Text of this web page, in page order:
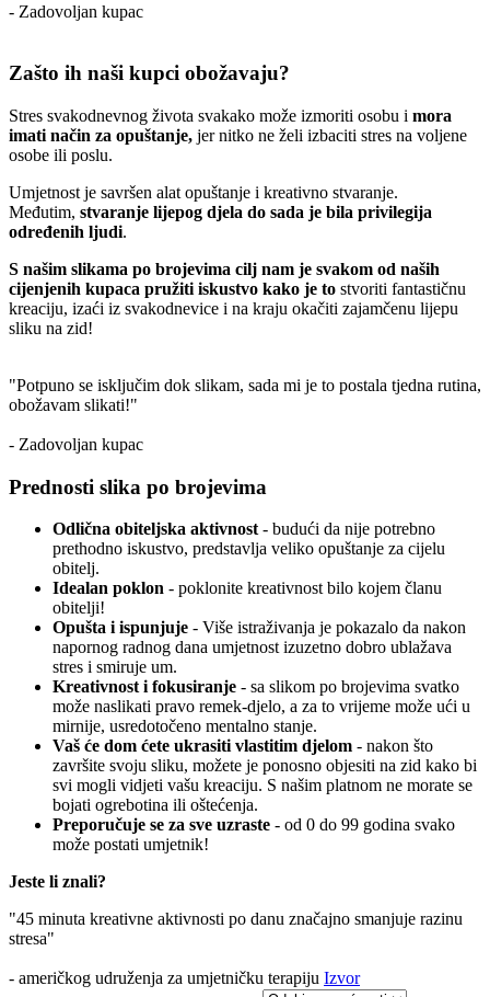
- Zadovoljan kupac
Zašto ih naši kupci obožavaju?
Stres svakodnevnog života svakako može izmoriti osobu i mora
imati način za opuštanje, jer nitko ne želi izbaciti stres na voljene
osobe ili poslu.
Umjetnost je savršen alat opuštanje i kreativno stvaranje.
Međutim, stvaranje lijepog djela do sada je bila privilegija
određenih ljudi.
S našim slikama po brojevima cilj nam je svakom od naših
cijenjenih kupaca pružiti iskustvo kako je to stvoriti fantastičnu
kreaciju, izaći iz svakodnevice i na kraju okačiti zajamčenu lijepu
sliku na zid!
"Potpuno se isključim dok slikam, sada mi je to postala tjedna rutina,
obožavam slikati!"
- Zadovoljan kupac
Prednosti slika po brojevima
Odlična obiteljska aktivnost- budući da nije potrebno
prethodno iskustvo, predstavlja veliko opuštanje za cijelu
obitelj.
Idealan poklon - poklonite kreativnost bilo kojem članu
obitelji!
Opušta i ispunjuje - Više istraživanja je pokazalo da nakon
napornog radnog dana umjetnost izuzetno dobro ublažava
stres i smiruje um.
Kreativnost i fokusiranje - sa slikom po brojevima svatko
može naslikati pravo remek-djelo, a za to vrijeme može ući u
mirnije, usredotočeno mentalno stanje.
Vaš će dom ćete ukrasiti vlastitim djelom - nakon što
završite svoju sliku, možete je ponosno objesiti na zid kako bi
svi mogli vidjeti vašu kreaciju. S našim platnom ne morate se
bojati ogrebotina ili oštećenja.
Preporučuje se za sve uzraste - od 0 do 99 godina svako
može postati umjetnik!
Jeste li znali?
"45 minuta kreativne aktivnosti po danu značajno smanjuje razinu
stresa"
- američkog udruženja za umjetničku terapiju Izvor